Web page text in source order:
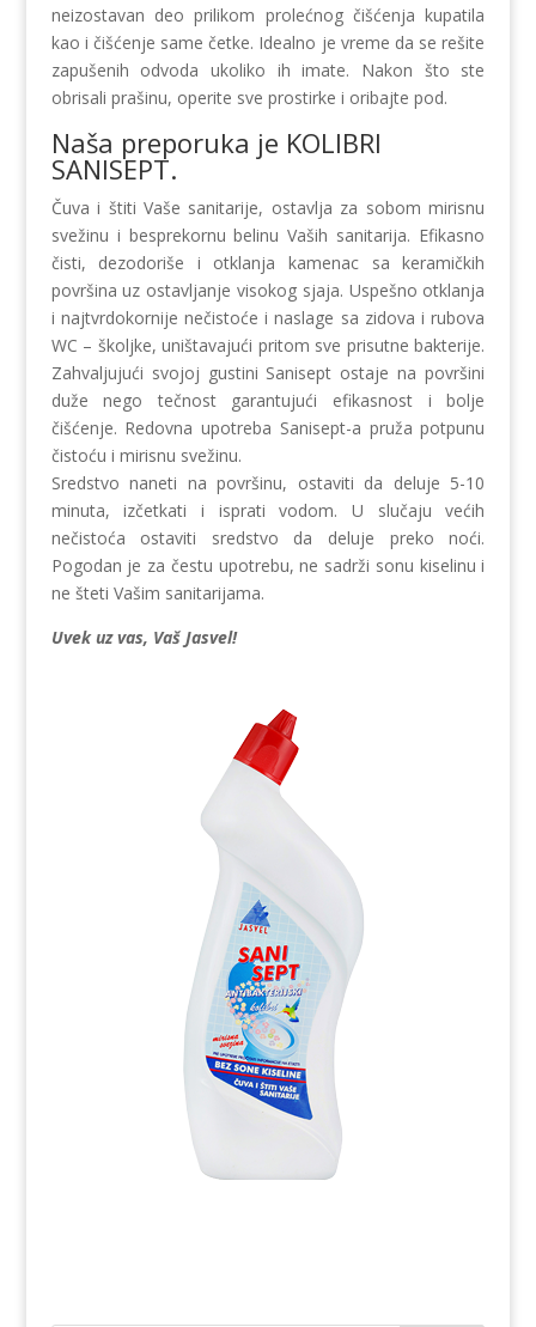
neizostavan deo prilikom prolećnog čišćenja kupatila
kao i čišćenje same četke. Idealno je vreme da se rešite
zapušenih odvoda ukoliko ih imate. Nakon što ste
obrisali prašinu, operite sve prostirke i oribajte pod.
Naša preporuka je KOLIBRI
SANISEPT.
Čuva i štiti Vaše sanitarije, ostavlja za sobom mirisnu
svežinu i besprekornu belinu Vaših sanitarija. Efikasno
čisti, dezodoriše i otklanja kamenac sa keramičkih
površina uz ostavljanje visokog sjaja. Uspešno otklanja
i najtvrdokornije nečistoće i naslage sa zidova i rubova
WC – školjke, uništavajući pritom sve prisutne bakterije.
Zahvaljujući svojoj gustini Sanisept ostaje na površini
duže nego tečnost garantujući efikasnost i bolje
čišćenje. Redovna upotreba Sanisept-a pruža potpunu
čistoću i mirisnu svežinu.
Sredstvo naneti na površinu, ostaviti da deluje 5-10
minuta, izčetkati i isprati vodom. U slučaju većih
nečistoća ostaviti sredstvo da deluje preko noći.
Pogodan je za čestu upotrebu, ne sadrži sonu kiselinu i
ne šteti Vašim sanitarijama.
Uvek uz vas, Vaš Jasvel!